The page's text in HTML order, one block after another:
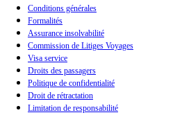
Conditions générales
Formalités
Assurance insolvabilité
Commission de Litiges Voyages
Visa service
Droits des passagers
Politique de confidentialité
Droit de rétractation
Limitation de responsabilité